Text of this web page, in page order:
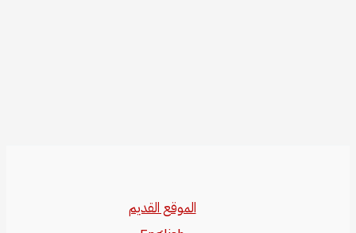
الموقع القديم